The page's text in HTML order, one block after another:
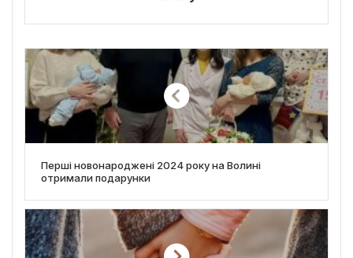
Перші новонароджені 2024 року на Волині
отримали подарунки